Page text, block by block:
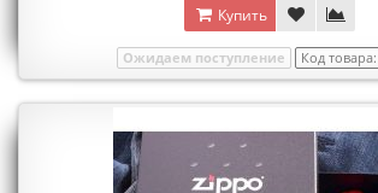
Купить
Ожидаем поступление Код товара: